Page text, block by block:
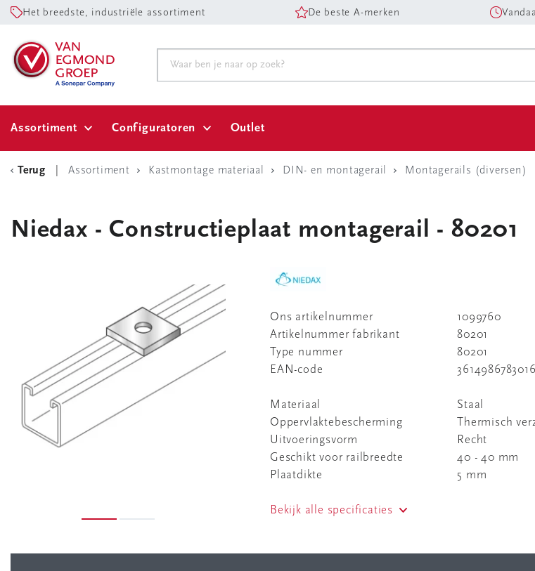
Het breedste, industriële assortiment De beste A-merken
Assortiment Configuratoren Outlet
Terug Assortiment Kastmontage materiaal DIN- en montagerail Montagerails (diversen)
Niedax - Constructieplaat montagerail - 80201
Ons artikelnummer
1099760
Artikelnummer fabrikant
80201
Type nummer
80201
EAN-code
3614986783016
Materiaal
Staal
Oppervlaktebescherming
Thermisch
Uitvoeringsvorm
Recht
Geschikt voor railbreedte
40 - 40 mm
Plaatdikte
5 mm
Bekijk alle specificaties